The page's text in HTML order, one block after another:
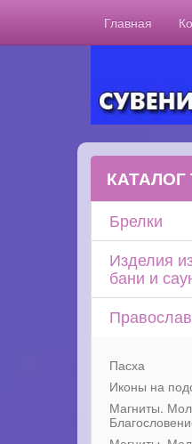
Главная
Брелки
Изделия
бани и
Пасха
Иконы на
Магниты.